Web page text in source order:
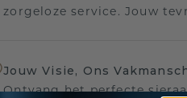
zorgeloze service. Jouw
Jouw Visie, Ons
Ontvang het perfecte